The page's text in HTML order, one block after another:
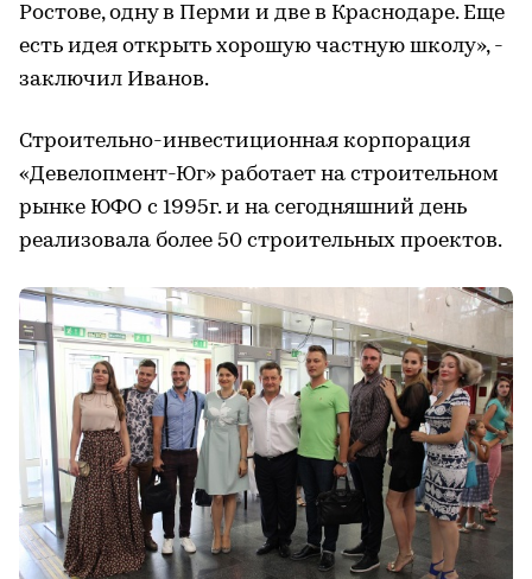
Ростове, одну в Перми и две в Краснодаре. Еще
есть идея открыть хорошую частную школу», -
заключил Иванов.
Строительно-инвестиционная корпорация
«Девелопмент-Юг» работает на строительном
рынке ЮФО с 1995г. и на сегодняшний день
реализовала более 50 строительных проектов.